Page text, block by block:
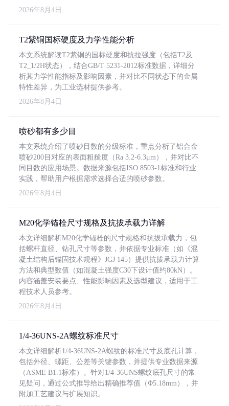
2026年8月4日
T2紫铜国标硬度及力学性能分析
本文系统解读T2紫铜的国标硬度和抗拉强度（包括T2及
T2_1/2H状态），结合GB/T 5231-2012标准数据，详细分
析其力学性能指标及影响因素，并对比不同状态下的金属
特性差异，为工业选材提供参考。
2026年8月4日
喷砂都有多少目
本文系统介绍了喷砂目数的分级标准，重点分析了铝合金
喷砂200目对应的表面粗糙度（Ra 3.2-6.3μm），并对比不
同目数的应用场景。数据来源包括ISO 8503-1标准和行业
实践，帮助用户根据需求选择合适的喷砂参数。
2026年8月4日
M20化学锚栓尺寸规格及抗拔承载力详解
本文详细解析M20化学锚栓的尺寸规格和抗拔承载力，包
括螺杆直径、钻孔尺寸等参数，并依据专业标准（如《混
凝土结构后锚固技术规程》JGJ 145）提供抗拔承载力计算
方法和典型数值（如混凝土强度C30下设计值约80kN）。
内容涵盖安装要点、性能影响因素及选型建议，适用于工
程技术人员参考。
2026年8月4日
1/4-36UNS-2A螺纹标准尺寸
本文详细解析1/4-36UNS-2A螺纹的标准尺寸及底孔计算，
包括外径、螺距、公差等关键参数，并提供专业数据来源
（ASME B1.1标准）。针对1/4-36UNS螺纹底孔尺寸的常
见疑问，通过公式推导给出精确推荐值（Φ5.18mm），并
附加工艺建议与扩展知识。